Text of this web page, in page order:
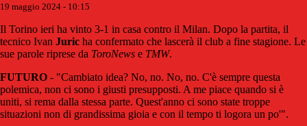
19 maggio 2024 - 10:15
Il Torino ieri ha vinto 3-1 in casa contro il Milan. Dopo la partita, il
tecnico Ivan Juric ha confermato che lascerà il club a fine stagione. Le
sue parole riprese da ToroNews e TMW.
FUTURO - "Cambiato idea? No, no. No, no. C'è sempre questa
polemica, non ci sono i giusti presupposti. A me piace quando si è
uniti, si rema dalla stessa parte. Quest'anno ci sono state troppe
situazioni non di grandissima gioia e con il tempo ti logora un po'".